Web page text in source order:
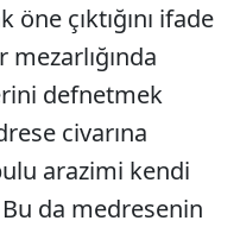
çıktığını ifade
defnetmek
civarına
arazimi kendi
da medresenin